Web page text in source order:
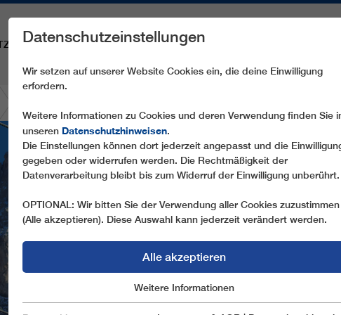
ERSATZTEILE SERVICE
Datenschutzeinstellungen
Wir setzen auf unserer Website Cookies ein, die deine Einwilligung
erfordern.
Weitere Informationen zu Cookies und deren Verwendung finden Sie
unseren Datenschutzhinweisen.
Die Einstellungen können dort jederzeit angepasst und die
gegeben oder widerrufen werden. Die Rechtmäßigkeit der
Datenverarbeitung bleibt bis zum Widerruf der Einwilligung unberührt.
OPTIONAL: Wir bitten Sie der Verwendung aller Cookies zuzustimmen
(Alle akzeptieren). Diese Auswahl kann jederzeit verändert werden.
Alle akzeptieren
Marketing
Weitere Informationen